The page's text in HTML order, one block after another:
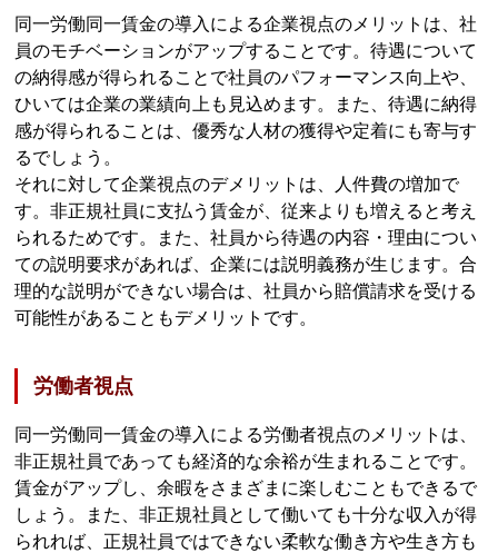
同一労働同一賃金の導入による企業視点のメリットは、社
員のモチベーションがアップすることです。待遇について
の納得感が得られることで社員のパフォーマンス向上や、
ひいては企業の業績向上も見込めます。また、待遇に納得
感が得られることは、優秀な人材の獲得や定着にも寄与す
るでしょう。
それに対して企業視点のデメリットは、人件費の増加で
す。非正規社員に支払う賃金が、従来よりも増えると考え
られるためです。また、社員から待遇の内容・理由につい
ての説明要求があれば、企業には説明義務が生じます。合
理的な説明ができない場合は、社員から賠償請求を受ける
可能性があることもデメリットです。
労働者視点
同一労働同一賃金の導入による労働者視点のメリットは、
非正規社員であっても経済的な余裕が生まれることです。
賃金がアップし、余暇をさまざまに楽しむこともできるで
しょう。また、非正規社員として働いても十分な収入が得
られれば、正規社員ではできない柔軟な働き方や生き方も